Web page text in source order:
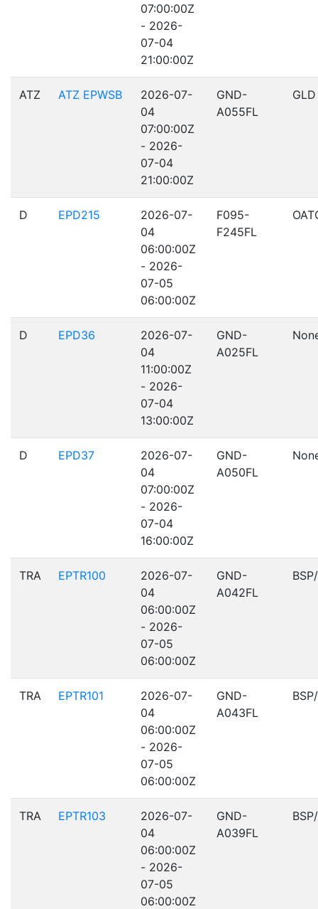
07:00:00Z
- 2026-
07-04
21:00:00Z
ATZ ATZ EPWSB
2026-07-
04
07:00:00Z
- 2026-
07-04
21:00:00Z
GND-
A055FL
GLD
D EPD215
2026-07-
04
06:00:00Z
- 2026-
07-05
06:00:00Z
F095-
F245FL
D EPD36
2026-07-
04
11:00:00Z
- 2026-
07-04
13:00:00Z
GND-
A025FL
D EPD37
2026-07-
04
07:00:00Z
- 2026-
07-04
16:00:00Z
GND-
A050FL
TRA EPTR100
2026-07-
04
06:00:00Z
- 2026-
07-05
06:00:00Z
GND-
A042FL
TRA EPTR101
2026-07-
04
06:00:00Z
- 2026-
07-05
06:00:00Z
GND-
A043FL
TRA EPTR103
2026-07-
04
06:00:00Z
- 2026-
07-05
06:00:00Z
GND-
A039FL